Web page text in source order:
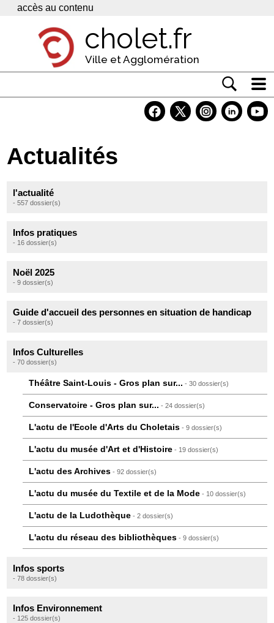
Panneau de gestion des cookies
accès au contenu
cholet.fr
Ville et Agglomération
Economie
Actualités
l'actualité
- 557 dossier(s)
Infos pratiques
- 16 dossier(s)
Noël 2025
- 9 dossier(s)
Guide d'accueil des personnes en situation de handicap
- 7 dossier(s)
Infos Culturelles
- 70 dossier(s)
Théâtre Saint-Louis - Gros plan sur... - 30 dossier(s)
Conservatoire - Gros plan sur... - 24 dossier(s)
L'actu de l'Ecole d'Arts du Choletais - 9 dossier(s)
L'actu du musée d'Art et d'Histoire - 19 dossier(s)
L'actu des Archives - 92 dossier(s)
L'actu du musée du Textile et de la Mode - 10 dossier(s)
L'actu de la Ludothèque - 2 dossier(s)
L'actu du réseau des bibliothèques - 9 dossier(s)
Infos sports
- 78 dossier(s)
Infos Environnement
- 125 dossier(s)